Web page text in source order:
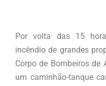
Por volta das 15
incêndio de grandes
Corpo de Bombeiros
um caminhão-tanque